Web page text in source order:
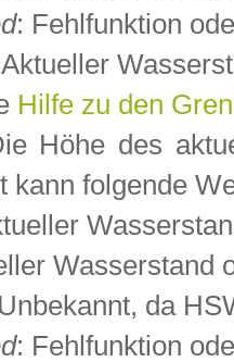
: Fehlfunktion
Hilfe zu den
Höhe des
kann folgende
Wasserstand
da
: Fehlfunktion